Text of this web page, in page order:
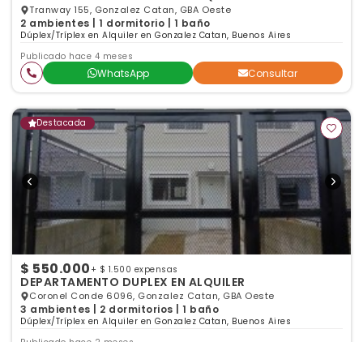
Tranway 155, Gonzalez Catan, GBA Oeste
2 ambientes | 1 dormitorio | 1 baño
Dúplex/Tríplex en Alquiler en Gonzalez Catan, Buenos Aires
Publicado hace 4 meses
WhatsApp Consultar
Destacada
$ 550.000 + $ 1.500 expensas
DEPARTAMENTO DUPLEX EN ALQUILER
Coronel Conde 6096, Gonzalez Catan, GBA Oeste
3 ambientes | 2 dormitorios | 1 baño
Dúplex/Tríplex en Alquiler en Gonzalez Catan, Buenos Aires